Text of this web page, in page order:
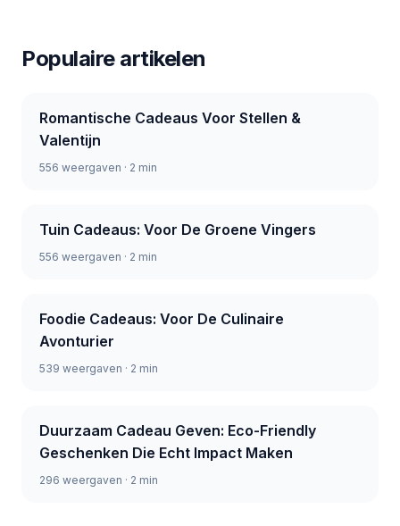
Populaire artikelen
Romantische Cadeaus Voor Stellen &
Valentijn
556 weergaven · 2 min
Tuin Cadeaus: Voor De Groene Vingers
556 weergaven · 2 min
Foodie Cadeaus: Voor De Culinaire
Avonturier
539 weergaven · 2 min
Duurzaam Cadeau Geven: Eco-Friendly
Geschenken Die Echt Impact Maken
296 weergaven · 2 min